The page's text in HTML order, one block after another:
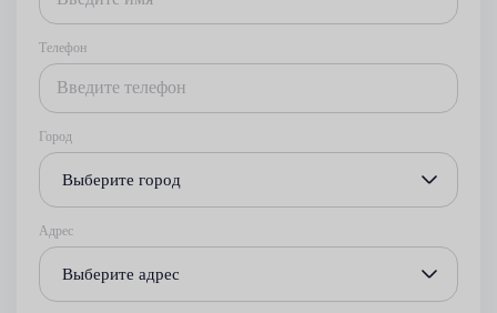
Телефон
Город
Выберите город
Адрес
Выберите адрес